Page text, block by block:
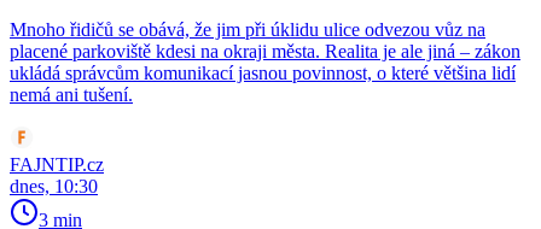
Mnoho řidičů se obává, že jim při úklidu ulice odvezou vůz na
placené parkoviště kdesi na okraji města. Realita je ale jiná – zákon
ukládá správcům komunikací jasnou povinnost, o které většina lidí
nemá ani tušení.
FAJNTIP.cz
dnes, 10:30
3 min